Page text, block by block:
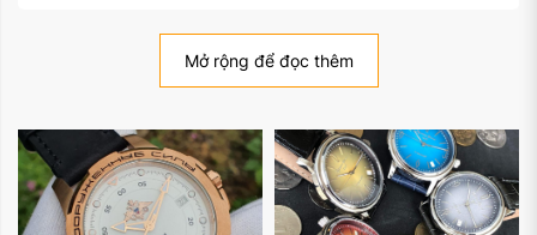
Mở rộng để đọc thêm